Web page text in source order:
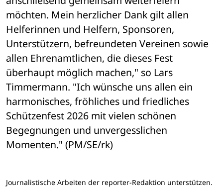
möchten. Mein herzlicher Dank gilt allen
Helferinnen und Helfern, Sponsoren,
Unterstützern, befreundeten Vereinen sowie
allen Ehrenamtlichen, die dieses Fest
überhaupt möglich machen," so Lars
Timmermann. "Ich wünsche uns allen ein
harmonisches, fröhliches und friedliches
Schützenfest 2026 mit vielen schönen
Begegnungen und unvergesslichen
Momenten." (PM/SE/rk)
Journalistische Arbeiten der reporter-Redaktion unterstützen.